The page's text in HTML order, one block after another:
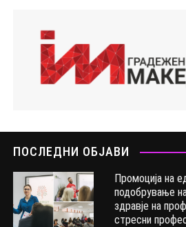
ПОСЛЕДНИ ОБЈАВИ
Промоција на
подобрување
здравје на
стресни